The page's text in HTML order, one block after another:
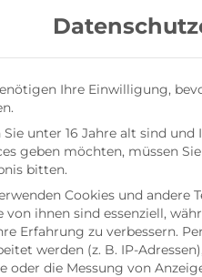
Ihre Einwilligung,
Sie unter 16 Jahre alt sind
geben möchten, müssen
bitten.
Cookies und andere
von ihnen sind essenziell,
Erfahrung zu verbessern.
werden (z. B. IP-
oder die Messung von